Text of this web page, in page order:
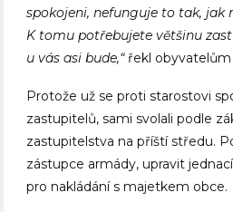
spokojeni, nefunguje to tak, jak
K tomu potřebujete většinu
u vás asi bude,“řekl obyvatelům
Protože už se proti starostovi
zastupitelů, sami svolali podle
zastupitelstva na příští středu.
zástupce armády, upravit
pro nakládání s majetkem obce.